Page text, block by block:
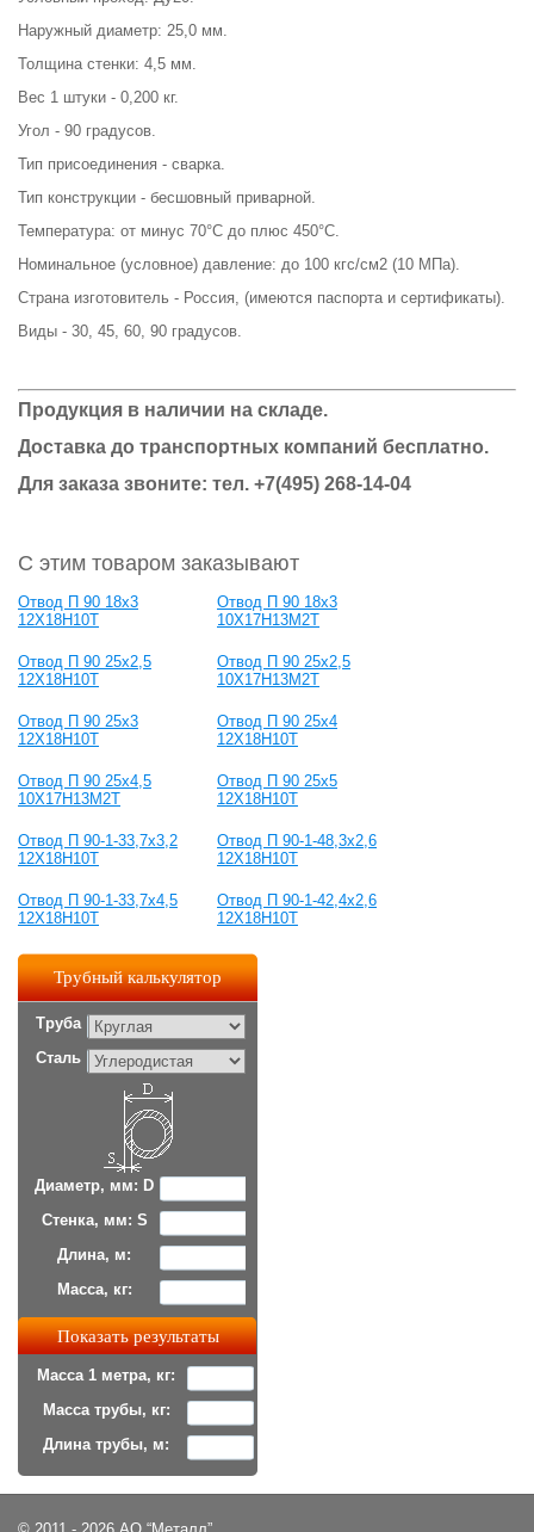
Наружный диаметр: 25,0 мм.
Толщина стенки: 4,5 мм.
Вес 1 штуки - 0,200 кг.
Угол - 90 градусов.
Тип присоединения - сварка.
Тип конструкции - бесшовный приварной.
Температура: от минус 70°С до плюс 450°С.
Номинальное (условное) давление: до 100 кгс/см2 (10 МПа).
Страна изготовитель - Россия, (имеются паспорта и сертификаты).
Виды - 30, 45, 60, 90 градусов.
Продукция в наличии на складе.
Доставка до транспортных компаний бесплатно.
Для заказа звоните: тел. +7(495) 268-14-04
С этим товаром заказывают
Отвод П 90 18х3
12Х18Н10Т
Отвод П 90 18х3
10Х17Н13М2Т
Отвод П 90 25х2,5
12Х18Н10Т
Отвод П 90 25х2,5
10Х17Н13М2Т
Отвод П 90 25х3
12Х18Н10Т
Отвод П 90 25х4
12Х18Н10Т
Отвод П 90 25х4,5
10Х17Н13М2Т
Отвод П 90 25х5
12Х18Н10Т
Отвод П 90-1-33,7х3,2
12Х18Н10Т
Отвод П 90-1-48,3х2,6
12Х18Н10Т
Отвод П 90-1-33,7х4,5
12Х18Н10Т
Отвод П 90-1-42,4х2,6
12Х18Н10Т
Трубный калькулятор
Труба
Сталь
Диаметр, мм: D
Стенка, мм: S
Длина, м:
Масса, кг:
Масса 1 метра, кг:
Масса трубы, кг:
Длина трубы, м: